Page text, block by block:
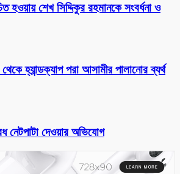
হওয়ায় শেখ সিদ্দিকুর রহমানকে সংবর্ধনা ও
হ্যান্ডক্যাপ পরা আসামীর পালানোর ব্যর্থ
নেটপাটা দেওয়ার অভিযোগ